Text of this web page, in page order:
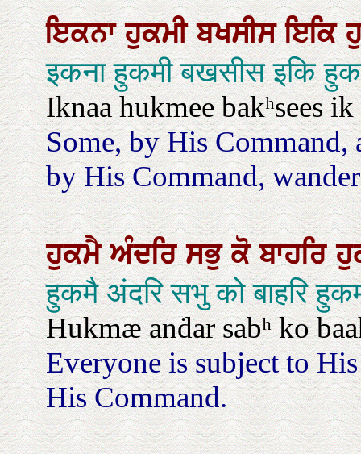
ਇਕਨਾਹੁਕਮੀਬਖਸੀਸਇਕਿ
इकना हुकमी बखसीस इकि
Iknaa hukmee bakʰsees ik
Some, by His Command,
by His Command,
ਹੁਕਮੈਅੰਦਰਿਸਭੁਕੋਬਾਹਰਿ
हुकमै अंदरि सभु को बाहरि
Hukmæ anḋar sabʰ ko
Everyone is subject to
His Command.